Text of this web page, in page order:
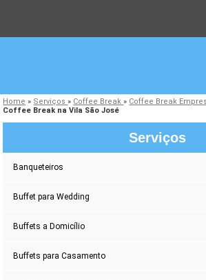
Home » Serviços» Coffee Break» Coffee Break
Coffee Break na Vila São José
Serviços
Banqueteiros
Buffet para Wedding
Buffets a Domicílio
Buffets para Casamento